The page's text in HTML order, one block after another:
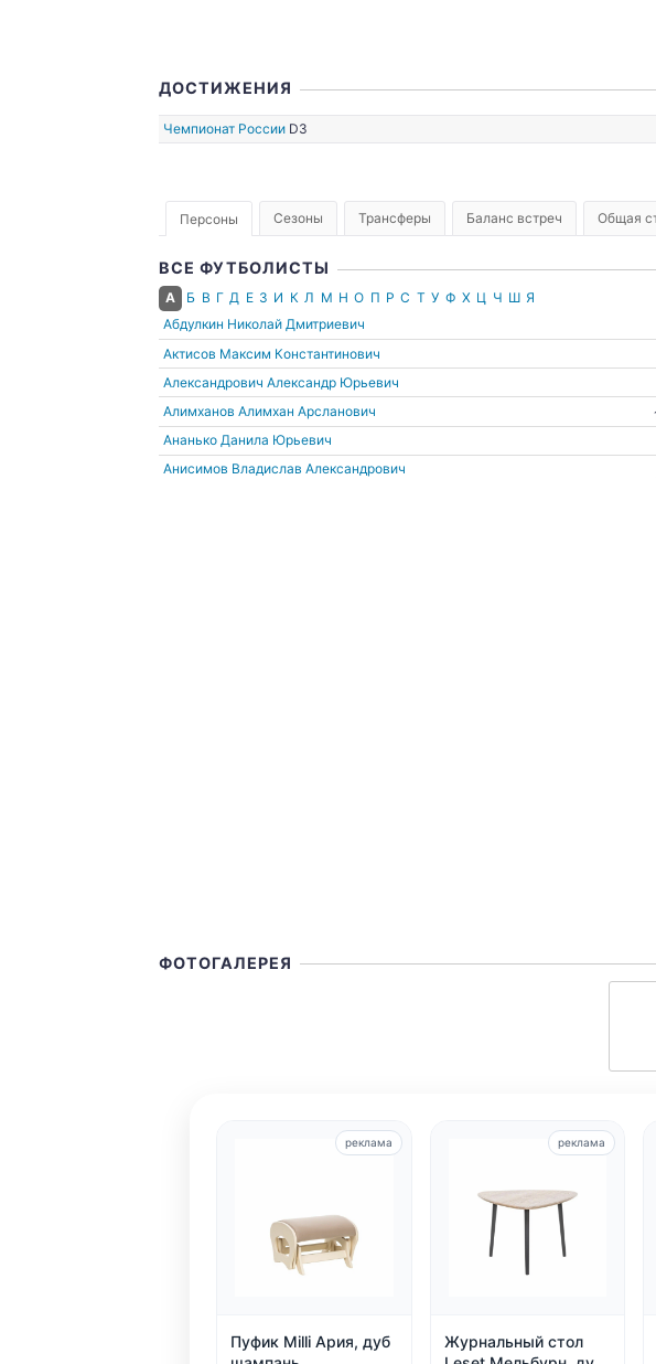
ДОСТИЖЕНИЯ
Чемпионат РоссииD3
Персоны Сезоны Трансферы Баланс встреч Общая
ВСЕ ФУТБОЛИСТЫ
А Б В Г Д Е З И К Л М Н О П Р С Т У Ф Х Ц Ч Ш Я
Абдулкин Николай Дмитриевич
Актисов Максим Константинович
Александрович Александр Юрьевич
Алимханов Алимхан Арсланович
Ананько Данила Юрьевич
Анисимов Владислав Александрович
ФОТОГАЛЕРЕЯ
Пуфик Milli Ария, дуб
реклама
Журнальный стол
реклама